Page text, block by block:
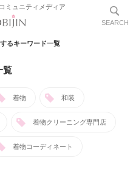
ミュニティメディア
SEARCH
するキーワード一覧
覧
着物 和装
着物クリーニング専門店
着物コーディネート